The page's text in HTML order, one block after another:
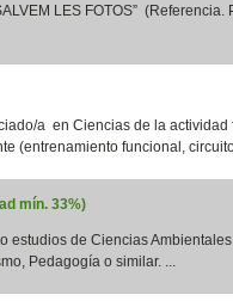
LES FOTOS” (Referencia.
a en Ciencias de la actividad
(entrenamiento funcional,
mín. 33%)
estudios de Ciencias
Pedagogía o similar. ...